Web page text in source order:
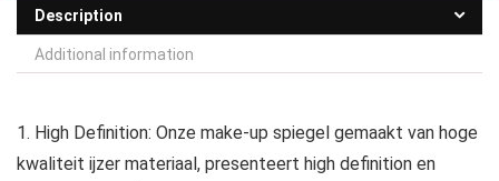
Description
Additional information
1. High Definition: Onze make-up spiegel gemaakt van hoge
kwaliteit ijzer materiaal, presenteert high definition en